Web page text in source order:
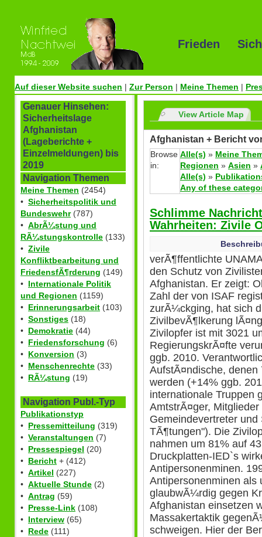
Frieden
Auf dieser Website suchen | Zur Person | Meine Themen |
Genauer Hinsehen:
Sicherheitslage
Afghanistan
(Lageberichte +
Einzelmeldungen) bis
2019
Navigation Themen
Meine Themen (2454)
• Sicherheitspolitik und
Bundeswehr(787)
• AbrÃ¼stung und
RÃ¼stungskontrolle (133)
• Zivile
Konfliktbearbeitung und
FriedensfÃ¶rderung (149)
• Internationale Politik
und Regionen (1159)
• Erinnerungsarbeit (103)
• Sonstiges (18)
• Demokratie (44)
• Friedensforschung (6)
• Konversion (3)
• Menschenrechte (33)
• RÃ¼stung (19)
Navigation Publ.-Typ
Publikationstyp
• Pressemitteilung (319)
• Veranstaltungen (7)
• Pressespiegel (20)
• Bericht + (412)
• Artikel (227)
• Aktuelle Stunde (2)
• Antrag (59)
• Presse-Link (108)
• Interview (65)
• Rede (111)
View Article Map
Afghanistan + Bericht
Browse
in:
Alle(s) » Meine
Regionen » Asien »
Alle(s) »
Any of these
Schlimme
Wahrheiten: Zivile
verÃ¶ffentlichte
den Schutz von
Afghanistan. Er zeigt:
Zahl der von ISAF
zurÃ¼ckging, hat sich
ZivilbevÃ¶lkerung
Zivilopfer ist mit 3021
RegierungskrÃ¤fte
ggb. 2010.
AufstÃ¤ndische,
werden (+14% ggb.
internationale Truppen
AmtstrÃ¤ger,
Gemeindevertreter
TÃ¶tungen"). Die
nahmen um 81% auf
Druckplatten-IED`s
Antipersonenminen.
Antipersonenminen als
glaubwÃ¼rdig gegen
Afghanistan einsetzen
Massakertaktik
schweigen. Hier der